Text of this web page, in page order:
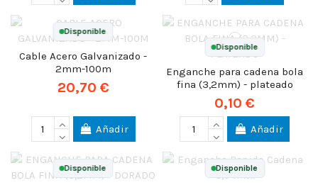
Disponible
Cable Acero Galvanizado -
2mm-100m
20,70 €
Añadir
Disponible
Enganche para cadena bola
fina (3,2mm) - plateado
0,10 €
Añadir
Disponible Disponible